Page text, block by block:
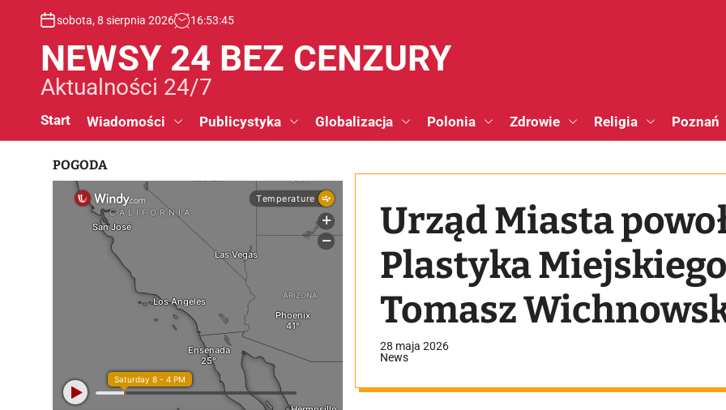
sobota, 8 sierpnia 2026 16:53:46
NEWSY 24 BEZ CENZURY
Aktualności 24/7
Start Wiadomości Publicystyka Globalizacja Polonia Zdrowie Religia Poznań
Urząd Miasta
Plastyka
Tomasz
związany od 2001
28 maja 2026
News
POGODA